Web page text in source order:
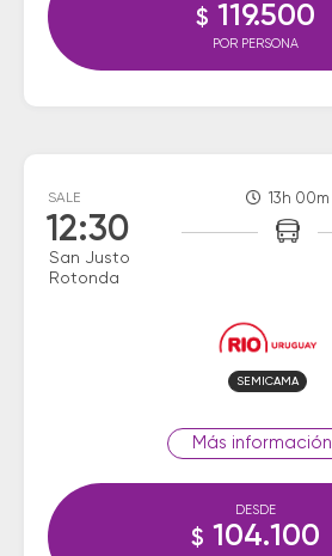
$ 119.500
POR PERSONA
SALE
12:30
San Justo
Rotonda
13h 00m
SEMICAMA
información
DESDE
$ 104.100